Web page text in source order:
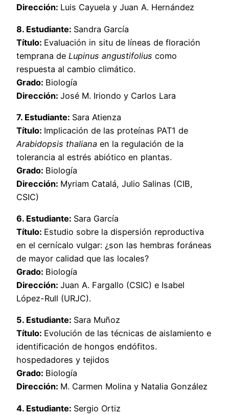
Dirección: Luis Cayuela y Juan A. Hernández
8. Estudiante: Sandra García
Título: Evaluación in situ de líneas de floración
temprana de Lupinus angustifolius como
respuesta al cambio climático.
Grado: Biología
Dirección: José M. Iriondo y Carlos Lara
7. Estudiante: Sara Atienza
Título: Implicación de las proteínas PAT1 de
Arabidopsis thaliana en la regulación de la
tolerancia al estrés abiótico en plantas.
Grado: Biología
Dirección: Myriam Catalá, Julio Salinas (CIB,
CSIC)
6. Estudiante: Sara García
Título: Estudio sobre la dispersión reproductiva
en el cernícalo vulgar: ¿son las hembras foráneas
de mayor calidad que las locales?
Grado: Biología
Dirección: Juan A. Fargallo (CSIC) e Isabel
López-Rull (URJC).
5. Estudiante: Sara Muñoz
Título: Evolución de las técnicas de aislamiento e
identificación de hongos endófitos.
hospedadores y tejidos
Grado: Biología
Dirección: M. Carmen Molina y Natalia González
4. Estudiante: Sergio Ortiz